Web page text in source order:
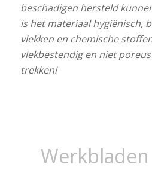
beschadigen hersteld
is het materiaal hygiënisch,
vlekken en chemische
vlekbestendig en niet
trekken!